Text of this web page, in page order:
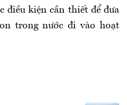
điều kiện cần thiết để đưa
trong nước đi vào hoạt